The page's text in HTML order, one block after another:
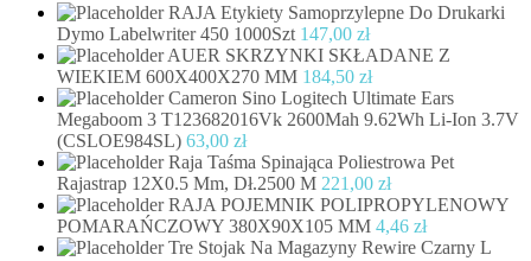
RAJA Etykiety Samoprzylepne Do Drukarki
Dymo Labelwriter 450 1000Szt 147,00 zł
AUER SKRZYNKI SKŁADANE Z
WIEKIEM 600X400X270 MM 184,50 zł
Cameron Sino Logitech Ultimate Ears
Megaboom 3 T123682016Vk 2600Mah 9.62Wh Li-Ion 3.7V
(CSLOE984SL) 63,00 zł
Raja Taśma Spinająca Poliestrowa Pet
Rajastrap 12X0.5 Mm, Dł.2500 M 221,00 zł
RAJA POJEMNIK POLIPROPYLENOWY
POMARAŃCZOWY 380X90X105 MM 4,46 zł
Tre Stojak Na Magazyny Rewire Czarny L